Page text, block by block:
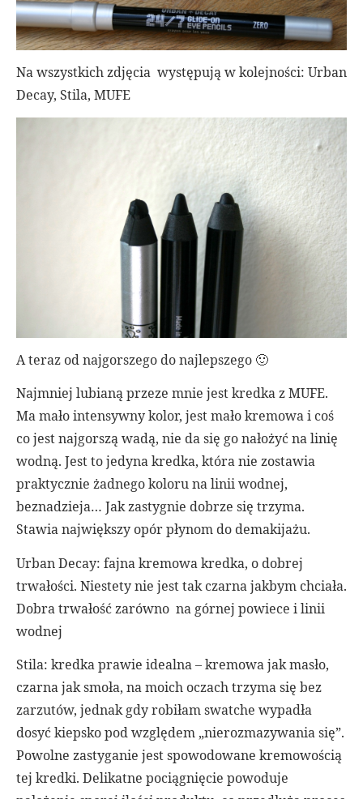
Na wszystkich zdjęcia występują w kolejności: Urban
Decay, Stila, MUFE
A teraz od najgorszego do najlepszego 🙂
Najmniej lubianą przeze mnie jest kredka z MUFE.
Ma mało intensywny kolor, jest mało kremowa i coś
co jest najgorszą wadą, nie da się go nałożyć na linię
wodną. Jest to jedyna kredka, która nie zostawia
praktycznie żadnego koloru na linii wodnej,
beznadzieja… Jak zastygnie dobrze się trzyma.
Stawia największy opór płynom do demakijażu.
Urban Decay: fajna kremowa kredka, o dobrej
trwałości. Niestety nie jest tak czarna jakbym chciała.
Dobra trwałość zarówno na górnej powiece i linii
wodnej
Stila: kredka prawie idealna – kremowa jak masło,
czarna jak smoła, na moich oczach trzyma się bez
zarzutów, jednak gdy robiłam swatche wypadła
dosyć kiepsko pod względem „nierozmazywania się”.
Powolne zastyganie jest spowodowane kremowością
tej kredki. Delikatne pociągnięcie powoduje